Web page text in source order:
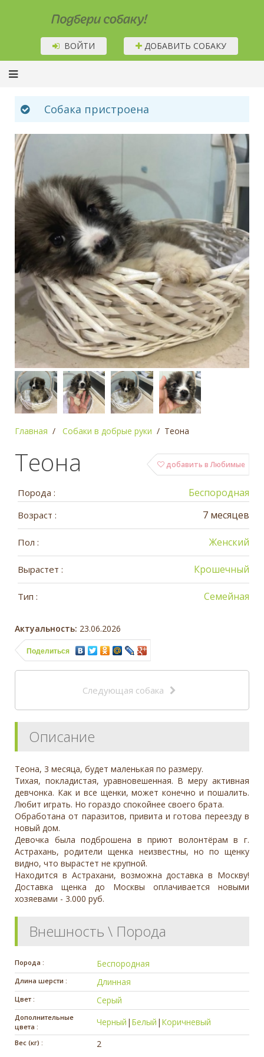
Подбери собаку!
ВОЙТИ ДОБАВИТЬ СОБАКУ
Собака пристроена
Главная Собаки в добрые руки Теона
добавить в Любимые
Теона
Порода : Беспородная
Возраст : 7 месяцев
Пол : Женский
Вырастет : Крошечный
Тип : Семейная
Актуальность: 23.06.2026
Поделиться
Следующая собака
Описание
Теона, 3 месяца, будет маленькая по размеру.
Тихая, покладистая, уравновешенная. В меру активная
девчонка. Как и все щенки, может конечно и пошалить.
Любит играть. Но гораздо спокойнее своего брата.
Обработана от паразитов, привита и готова переезду в
новый дом.
Девочка была подброшена в приют волонтëрам в г.
Астрахань, родители щенка неизвестны, но по щенку
видно, что вырастет не крупной.
Находится в Астрахани, возможна доставка в Москву!
Доставка щенка до Москвы оплачивается новыми
хозяевами - 3.000 руб.
Внешность \ Порода
Порода : Беспородная
Длина шерсти : Длинная
Цвет : Серый
Дополнительные
цвета :
Черный | Белый | Коричневый
Вес (кг) : 2